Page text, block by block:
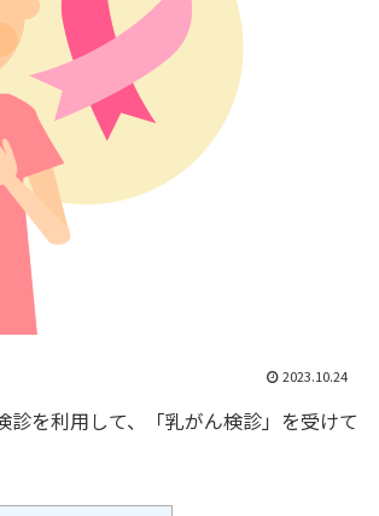
2023.10.24
診を利用して、「乳がん検診」を受けて